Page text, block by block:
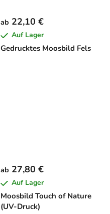
Gedrucktes Moosbild Fels
ab 22,10 €
Auf Lager
Moosbild Touch of Nature
(UV-Druck)
ab 27,80 €
Auf Lager